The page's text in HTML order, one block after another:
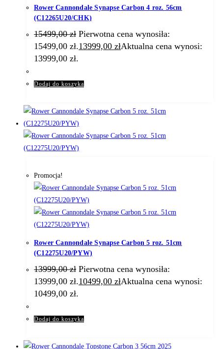
Rower Cannondale Synapse Carbon 4 roz. 56cm
(C12265U20/CHK)
15499,00zł Pierwotna cena wynosiła:
15499,00 zł.13999,00 złAktualna cena wynosi:
13999,00 zł.
Dodaj do koszyka
Promocja!
Rower Cannondale Synapse Carbon 5 roz. 51cm
(C12275U20/PYW)
13999,00zł Pierwotna cena wynosiła:
13999,00 zł.10499,00 złAktualna cena wynosi:
10499,00 zł.
Dodaj do koszyka